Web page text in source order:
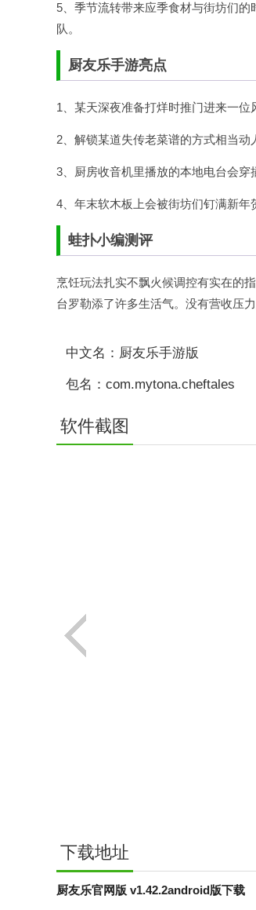
5、季节流转带来应季食材与街坊们
队。
厨友乐手游亮点
1、某天深夜准备打烊时推门进来一
2、解锁某道失传老菜谱的方式相当
3、厨房收音机里播放的本地电台会
4、年末软木板上会被街坊们钉满新年
蛙扑小编测评
烹饪玩法扎实不飘火候调控有实在的
台罗勒添了许多生活气。没有营收压
中文名：厨友乐手游版
包名：com.mytona.cheftales
软件截图
下载地址
厨友乐官网版 v1.42.2android版下载